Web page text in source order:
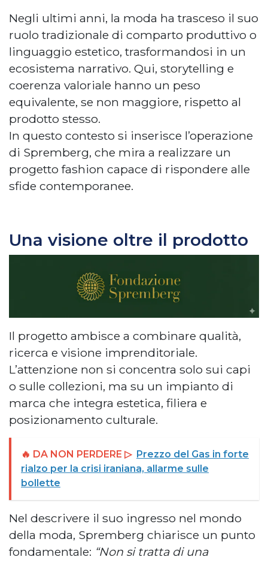
Negli ultimi anni, la moda ha trasceso il suo
ruolo tradizionale di comparto produttivo o
linguaggio estetico, trasformandosi in un
ecosistema narrativo. Qui, storytelling e
coerenza valoriale hanno un peso
equivalente, se non maggiore, rispetto al
prodotto stesso.
In questo contesto si inserisce l’operazione
di Spremberg, che mira a realizzare un
progetto fashion capace di rispondere alle
sfide contemporanee.
Una visione oltre il prodotto
Il progetto ambisce a combinare qualità,
ricerca e visione imprenditoriale.
L’attenzione non si concentra solo sui capi
o sulle collezioni, ma su un impianto di
marca che integra estetica, filiera e
posizionamento culturale.
🔥 DA NON PERDERE ▷ Prezzo del Gas in forte
rialzo per la crisi iraniana, allarme sulle
bollette
Nel descrivere il suo ingresso nel mondo
della moda, Spremberg chiarisce un punto
fondamentale: “Non si tratta di una